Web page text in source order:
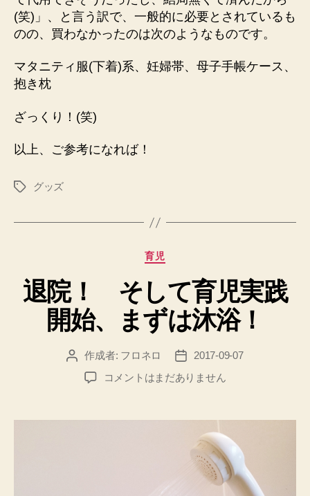
(笑)」、と言う訳で、一般的に必要とされているも
のの、買わなかったのは次のようなものです。
マタニティ服(下着)系、妊婦帯、母子手帳ケース、
抱き枕
ざっくり！(笑)
以上、ご参考になれば！
タ
グッズ
カ
リ
ー
育児
退院！ そして育児実践
開始、まずは沐浴！
投
作成者: フロネロ
投
稿
日
2017-09-07
退
し
コメントはまだありません